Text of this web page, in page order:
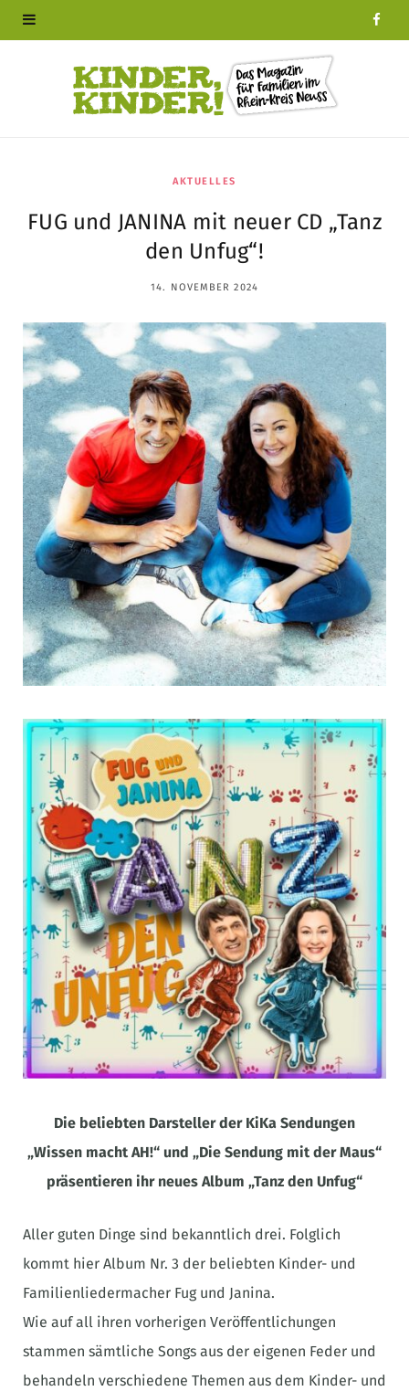
o
AKTUELLES
FUG und JANINA mit neuer CD „Tanz
den Unfug“!
14. NOVEMBER 2024
Die beliebten Darsteller der KiKa Sendungen
„Wissen macht AH!“ und „Die Sendung mit der Maus“
präsentieren ihr neues Album „Tanz den Unfug“
Aller guten Dinge sind bekanntlich drei. Folglich
kommt hier Album Nr. 3 der beliebten Kinder- und
Familienliedermacher Fug und Janina.
Wie auf all ihren vorherigen Veröffentlichungen
stammen sämtliche Songs aus der eigenen Feder und
behandeln verschiedene Themen aus dem Kinder- und